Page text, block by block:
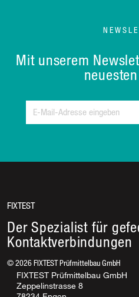
Mit unserem
FIXTEST
Der Spezialist für
Kontaktverbindungen
©2026FIXTEST Prüfmittelbau GmbH
FIXTEST Prüfmittelbau GmbH
Zeppelinstrasse 8